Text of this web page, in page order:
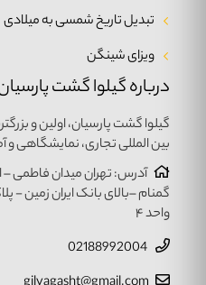
درباره گیلوا گشت
گیلوا گشت پارسیان، اولین و
بین المللی تجاری، نمایشگاهی
آدرس: تهران میدان فاطمی
واحد ۴
تبدیل تاریخ شمسی به میلادی
ویزای شینگن